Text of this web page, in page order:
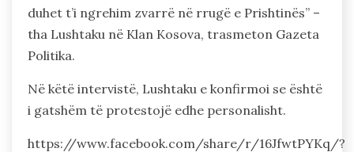
duhet t’i ngrehim zvarrë në rrugë e Prishtinës” –
tha Lushtaku në Klan Kosova, trasmeton Gazeta
Politika.
Në këtë intervistë, Lushtaku e konfirmoi se është
i gatshëm të protestojë edhe personalisht.
https://www.facebook.com/share/r/16JfwtPYKq/?